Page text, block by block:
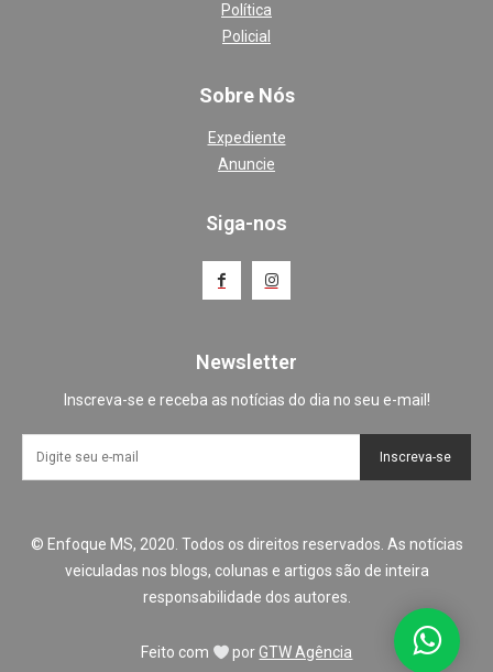
Política
Policial
Sobre Nós
Expediente
Anuncie
Siga-nos
Newsletter
Inscreva-se e receba as notícias do dia no seu e-mail!
Inscreva-se
© Enfoque MS, 2020. Todos os direitos reservados. As notícias
veiculadas nos blogs, colunas e artigos são de inteira
responsabilidade dos autores.
Feito com porGTW Agência